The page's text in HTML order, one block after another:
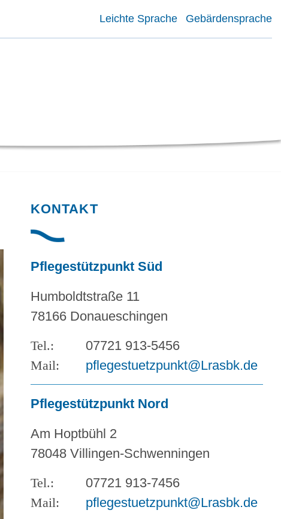
Leichte Sprache Gebärdensprache
KONTAKT
Pflegestützpunkt Süd
Humboldtstraße 11
78166 Donaueschingen
07721 913-5456
pflegestuetzpunkt@Lrasbk.de
Pflegestützpunkt Nord
Am Hoptbühl 2
78048 Villingen-Schwenningen
07721 913-7456
pflegestuetzpunkt@Lrasbk.de